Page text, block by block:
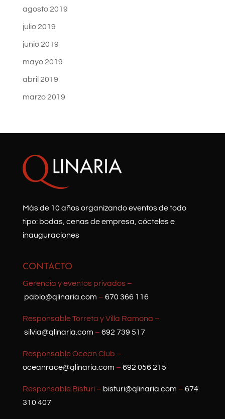
agosto 2019
julio 2019
junio 2019
mayo 2019
abril 2019
marzo 2019
Más de 10 años organizando eventos de todo
tipo: bodas, cenas de empresa, cócteles e
inauguraciones
CONTACTO
Gerencia y eventos privados –
pablo@qlinaria.com – 670 366 116
Responsable Torreta y Villa Ramona –
silvia@qlinaria.com – 692 739 517
Responsable Ocean Club –
oceanrace@qlinaria.com – 692 056 215
Responsable Bisturi – bisturi@qlinaria.com – 674
310 407